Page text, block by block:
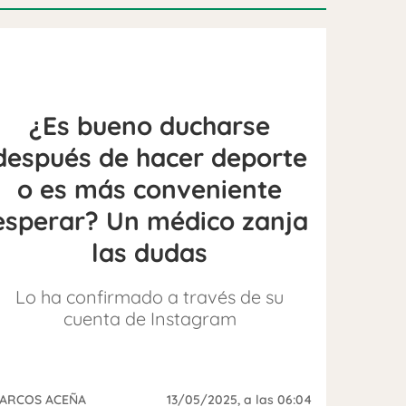
¿Es bueno ducharse
de hacer deporte
o es más conveniente
Un médico zanja
las dudas
Lo ha confirmado a través de su
cuenta de Instagram
ACEÑA 13/05/2025, a las 06:04